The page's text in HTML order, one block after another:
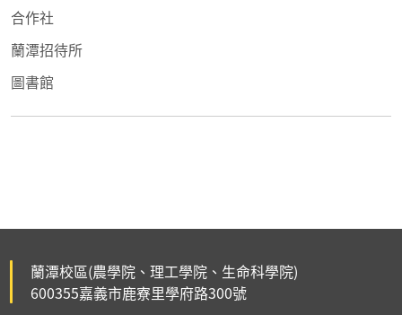
合作社
蘭潭招待所
圖書館
蘭潭校區(農學院、理工學院、生命科學院)
600355嘉義市鹿寮里學府路300號